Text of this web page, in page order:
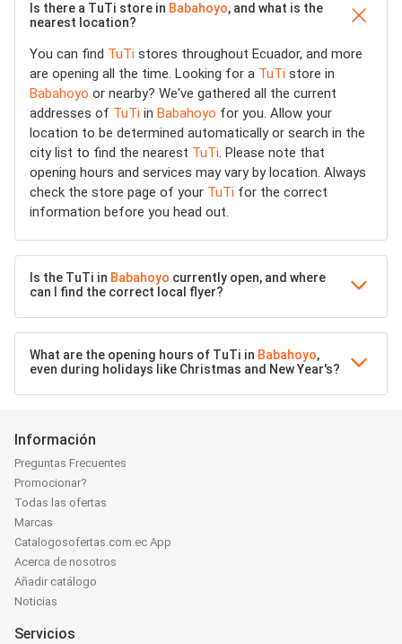
Is there a TuTi store in Babahoyo, and what is the
nearest location?
You can find TuTi stores throughout Ecuador, and more
are opening all the time. Looking for a TuTi store in
Babahoyo or nearby? We've gathered all the current
addresses of TuTi in Babahoyo for you. Allow your
location to be determined automatically or search in the
city list to find the nearest TuTi. Please note that
opening hours and services may vary by location. Always
check the store page of your TuTi for the correct
information before you head out.
Is the TuTi in Babahoyo currently open, and where
can I find the correct local flyer?
What are the opening hours of TuTi in Babahoyo,
even during holidays like Christmas and New Year's?
Información
Preguntas Frecuentes
Promocionar?
Todas las ofertas
Marcas
Catalogosofertas.com.ec App
Acerca de nosotros
Añadir catálogo
Noticias
Servicios